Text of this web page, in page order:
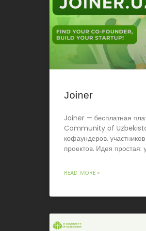
Joiner
Joiner — бесплатная
Community of
кофаундеров,
проектов. Идея простая:
READ MORE »